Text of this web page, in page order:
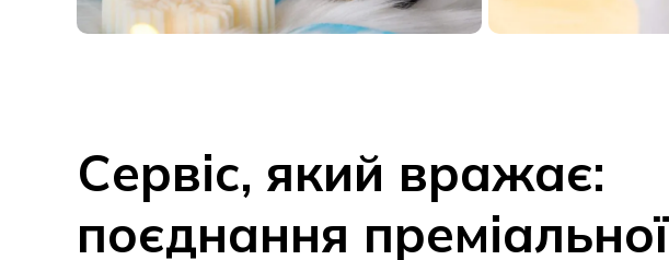
Сервіс, який вражає:
поєднання преміальної